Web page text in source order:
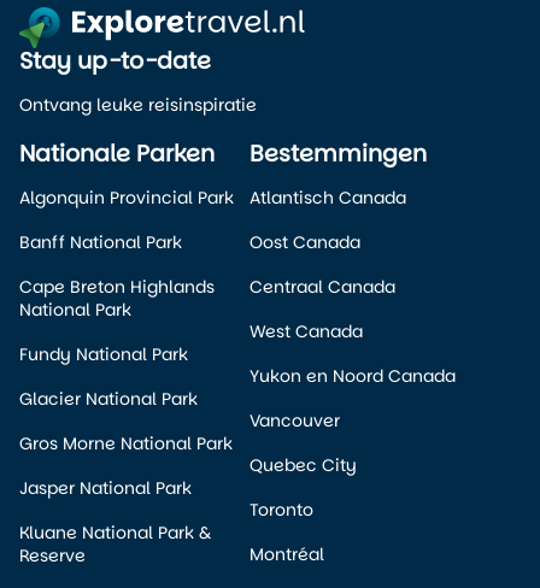
Nationale Parken
Algonquin Provincial Park
Banff National Park
Cape Breton Highlands
National Park
Fundy National Park
Glacier National Park
Gros Morne National Park
Jasper National Park
Kluane National Park &
Reserve
Bestemmingen
Atlantisch Canada
Oost Canada
Centraal Canada
West Canada
Yukon en Noord Canada
Vancouver
Quebec City
Toronto
Montréal
Stay up-to-date
Ontvang leuke reisinspiratie